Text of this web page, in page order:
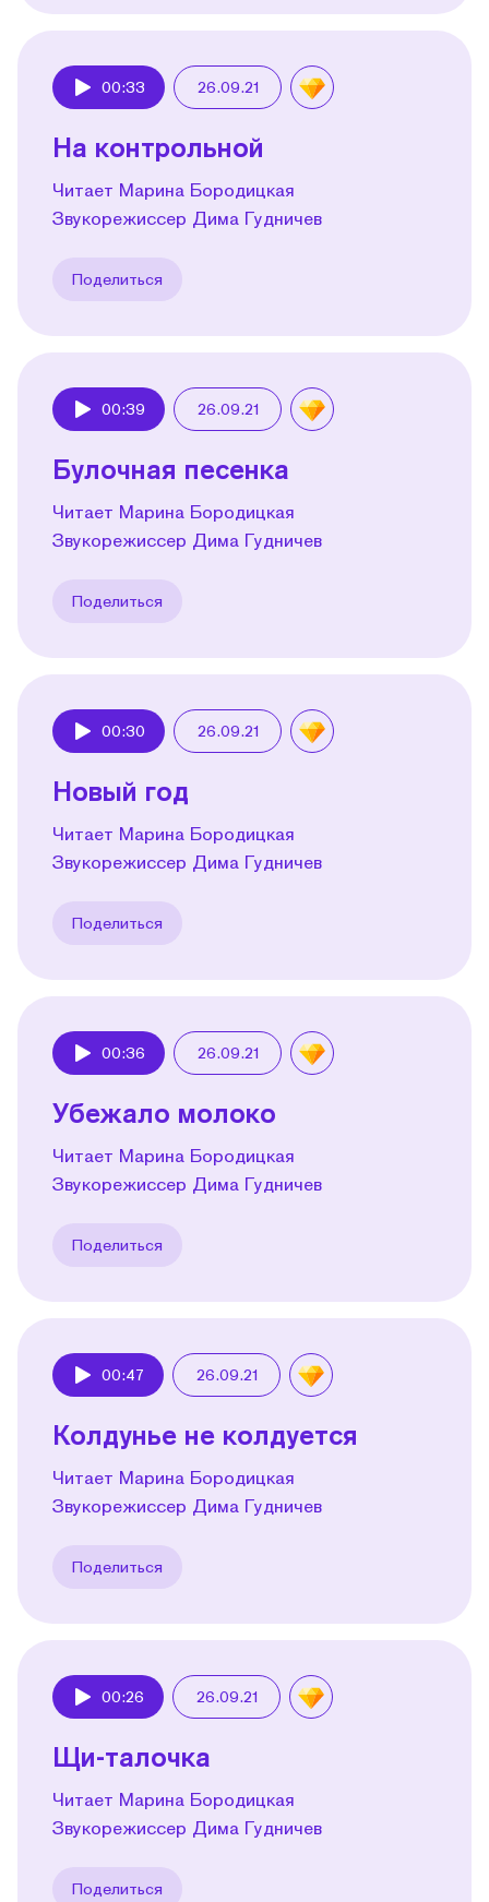
00:33 26.09.21
На контрольной
Читает Марина Бородицкая
Звукорежиссер Дима Гудничев
Поделиться
00:39 26.09.21
Булочная песенка
Читает Марина Бородицкая
Звукорежиссер Дима Гудничев
Поделиться
00:30 26.09.21
Новый год
Читает Марина Бородицкая
Звукорежиссер Дима Гудничев
Поделиться
00:36 26.09.21
Убежало молоко
Читает Марина Бородицкая
Звукорежиссер Дима Гудничев
Поделиться
00:47 26.09.21
Колдунье не колдуется
Читает Марина Бородицкая
Звукорежиссер Дима Гудничев
Поделиться
00:26 26.09.21
Щи-талочка
Читает Марина Бородицкая
Звукорежиссер Дима Гудничев
Поделиться